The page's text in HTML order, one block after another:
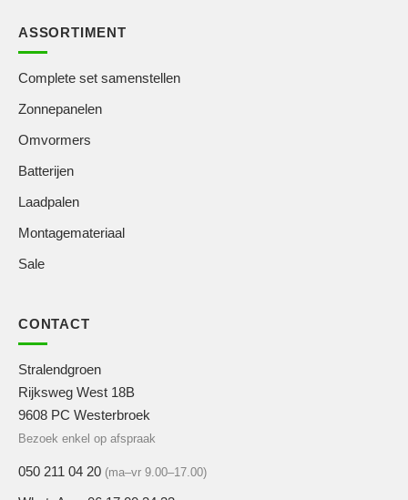
ASSORTIMENT
Complete set samenstellen
Zonnepanelen
Omvormers
Batterijen
Laadpalen
Montagemateriaal
Sale
CONTACT
Stralendgroen
Rijksweg West 18B
9608 PC Westerbroek
Bezoek enkel op afspraak
050 211 04 20 (ma–vr 9.00–17.00)